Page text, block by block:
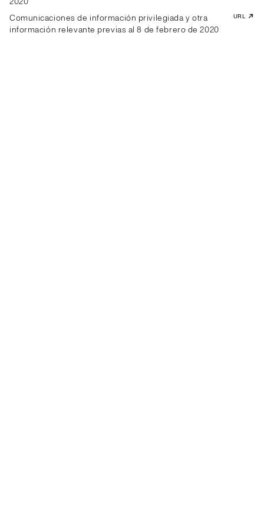
Comunicaciones de información privilegiada y otra
información relevante previas al 8 de febrero de 2020
URL